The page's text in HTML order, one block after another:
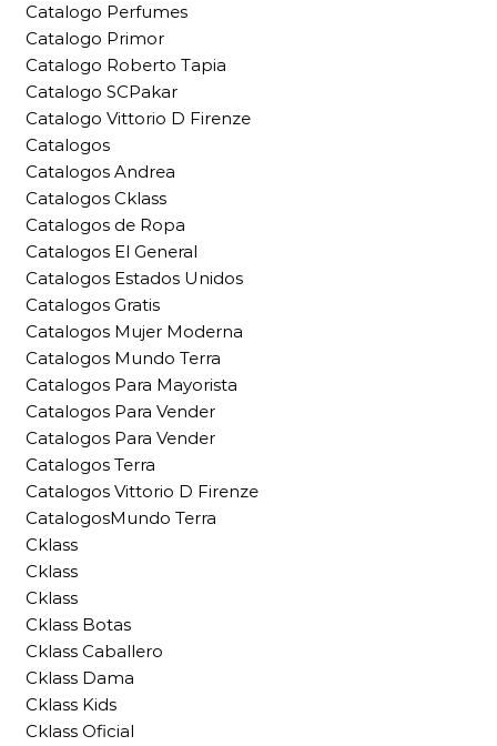
Catalogo Perfumes
Catalogo Primor
Catalogo Roberto Tapia
Catalogo SCPakar
Catalogo Vittorio D Firenze
Catalogos
Catalogos Andrea
Catalogos Cklass
Catalogos de Ropa
Catalogos El General
Catalogos Estados Unidos
Catalogos Gratis
Catalogos Mujer Moderna
Catalogos Mundo Terra
Catalogos Para Mayorista
Catalogos Para Vender
Catalogos Para Vender
Catalogos Terra
Catalogos Vittorio D Firenze
CatalogosMundo Terra
Cklass
Cklass
Cklass
Cklass Botas
Cklass Caballero
Cklass Dama
Cklass Kids
Cklass Oficial